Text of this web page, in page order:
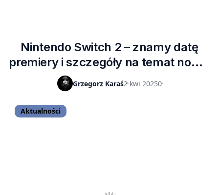
Nintendo Switch 2 – znamy datę
premiery i szczegóły na temat nowej
konsoli
Grzegorz Karaś2 kwi 20250
Aktualności